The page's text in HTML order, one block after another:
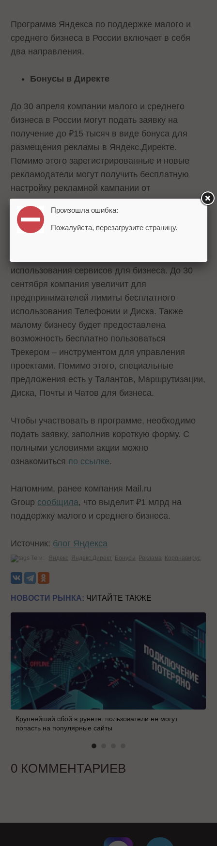
Программа Яндекса по поддержке малого и
среднего бизнеса в России включает в себя
два направления.
Бонусы в Директе
До 30 апреля компании малого и среднего
бизнеса в России могут подать заявку на
получение до ₽15 тысяч в виде бонуса для
размещения рекламы в Яндекс.Директе.
Помимо этого зарегистрированные и новые
рекламодатели могут получить бесплатную
настройку рекламной кампании от
специалистов Яндекса.
Инструменты для удаленной работы
использования сервисов для бизнеса. До 30
сентября компания увеличит для
предпринимателей лимиты бесплатного
использования Телефонии и Диска. Также
малому бизнесу будет предоставлена
возможность бесплатно пользоваться
Трекером – инструментом для управления
проектами. Помимо этого, специальные
предложения есть у Талантов, Маршрутизации,
Диска, Почты и Чатов для бизнеса.
Чтобы участвовать в программе, необходимо
подать заявку, заполнив короткую форму. С
полными условиями акции можно
ознакомиться по ссылке.
Напомним, ранее компания Mail.ru
Group сообщила, что выделит ₽1 млрд на
поддержку малого и среднего бизнеса.
Источник: блог Яндекса
Теги: Яндекс Яндекс.Директ Бонусы Реклама Коронавирус
НОВОСТИ РЫНКА: ЧИТАЙТЕ ТАКЖЕ
Крупнейший сбой в рунете: пользователи не могут
попасть на популярные сайты
0 КОММЕНТАРИЕВ
Произошла ошибка:
Пожалуйста, перезагрузите страницу.